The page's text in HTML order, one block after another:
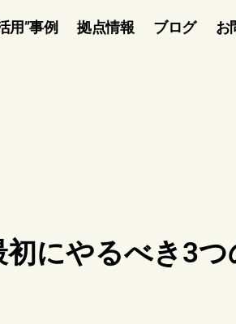
用”事例 拠点情報 ブログ お
にやるべき3つ